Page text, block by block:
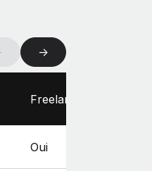
→
Freelances
Oui